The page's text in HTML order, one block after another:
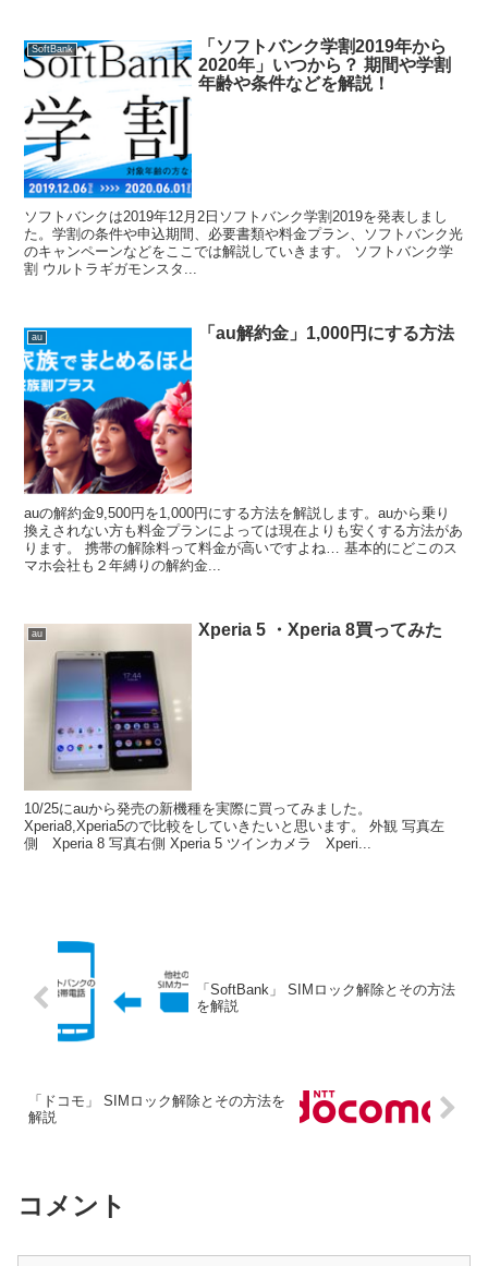
SoftBank
「ソフトバンク学割2019年から
2020年」いつから？ 期間や学割
年齢や条件などを解説！
ソフトバンクは2019年12月2日ソフトバンク学割2019を発表しまし
た。学割の条件や申込期間、必要書類や料金プラン、ソフトバンク光
のキャンペーンなどをここでは解説していきます。 ソフトバンク学
割 ウルトラギガモンスタ...
au 「au解約金」1,000円にする方法
auの解約金9,500円を1,000円にする方法を解説します。auから乗り
換えされない方も料金プランによっては現在よりも安くする方法があ
ります。 携帯の解除料って料金が高いですよね… 基本的にどこのス
マホ会社も２年縛りの解約金...
au Xperia 5 ・Xperia 8買ってみた
10/25にauから発売の新機種を実際に買ってみました。
Xperia8,Xperia5ので比較をしていきたいと思います。 外観 写真左
側 Xperia 8 写真右側 Xperia 5 ツインカメラ Xperi...
「SoftBank」 SIMロック解除とその方法
を解説
「ドコモ」 SIMロック解除とその方法を
解説
コメント